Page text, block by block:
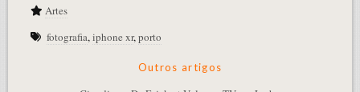
Artes
fotografia,iphone xr,porto
Outros artigos